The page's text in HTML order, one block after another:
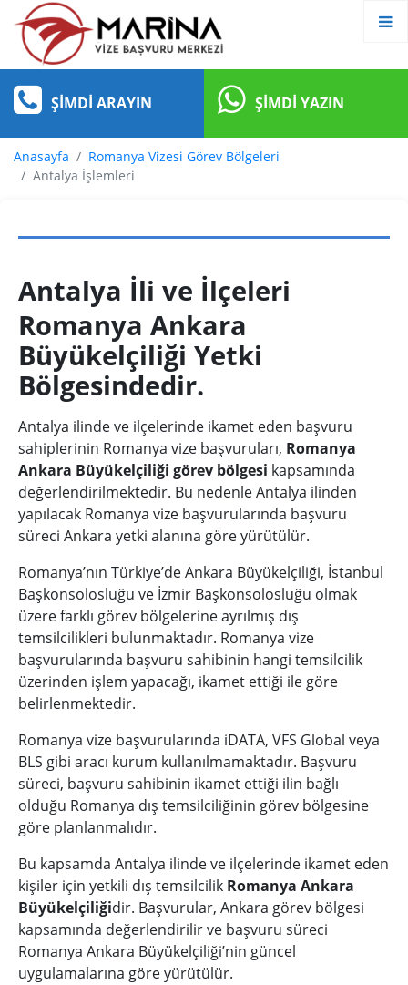
ŞIMDI ARAYIN ŞIMDI YAZIN
Anasayfa
Romanya Vizesi Görev Bölgeleri
Antalya İşlemleri
Antalya İli ve İlçeleri
Romanya Ankara
Büyükelçiliği Yetki
Bölgesindedir.
Antalya ilinde ve ilçelerinde ikamet eden başvuru
sahiplerinin Romanya vize başvuruları, Romanya
Ankara Büyükelçiliği görev bölgesi kapsamında
değerlendirilmektedir. Bu nedenle Antalya ilinden
yapılacak Romanya vize başvurularında başvuru
süreci Ankara yetki alanına göre yürütülür.
Romanya’nın Türkiye’de Ankara Büyükelçiliği, İstanbul
Başkonsolosluğu ve İzmir Başkonsolosluğu olmak
üzere farklı görev bölgelerine ayrılmış dış
temsilcilikleri bulunmaktadır. Romanya vize
başvurularında başvuru sahibinin hangi temsilcilik
üzerinden işlem yapacağı, ikamet ettiği ile göre
belirlenmektedir.
Romanya vize başvurularında iDATA, VFS Global veya
BLS gibi aracı kurum kullanılmamaktadır. Başvuru
süreci, başvuru sahibinin ikamet ettiği ilin bağlı
olduğu Romanya dış temsilciliğinin görev bölgesine
göre planlanmalıdır.
Bu kapsamda Antalya ilinde ve ilçelerinde ikamet eden
kişiler için yetkili dış temsilcilik Romanya Ankara
Büyükelçiliğidir. Başvurular, Ankara görev bölgesi
kapsamında değerlendirilir ve başvuru süreci
Romanya Ankara Büyükelçiliği’nin güncel
uygulamalarına göre yürütülür.